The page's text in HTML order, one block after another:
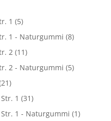
1 (5)
1 - Naturgummi (8)
2 (11)
2 - Naturgummi (5)
1 (31)
Str. 1 - Naturgummi (1)